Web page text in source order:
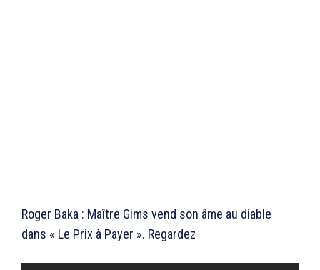
Roger Baka : Maître Gims vend son âme au diable
dans « Le Prix à Payer ». Regardez